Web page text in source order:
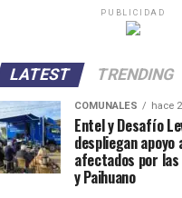
PUBLICIDAD
LATEST TRENDING
COMUNALES hace
Entel y Desafío
despliegan apoyo
afectados por las
y Paihuano